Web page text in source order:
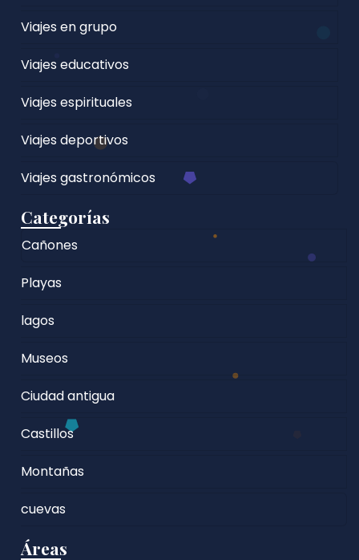
Viajes en grupo
Viajes educativos
Viajes espirituales
Viajes deportivos
Viajes gastronómicos
Categorías
Cañones
Playas
lagos
Museos
Ciudad antigua
Castillos
Montañas
cuevas
Áreas